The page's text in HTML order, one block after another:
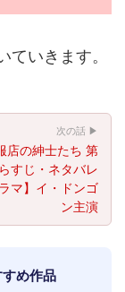
いきます。
次の話 ▶
店の紳士たち 第
すじ・ネタバレ
マ】イ・ドンゴ
ン主演
め作品